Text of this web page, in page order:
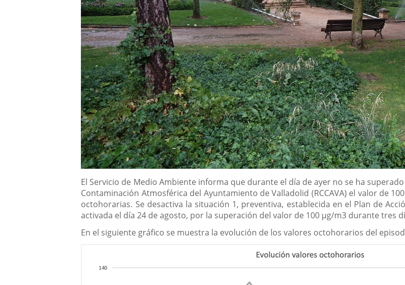
Descripción
El Servicio de Medio Ambiente informa que durante el día de ayer no se ha
Contaminación Atmosférica del Ayuntamiento de Valladolid (RCCAVA) el valor de
octohorarias. Se desactiva la situación 1, preventiva, establecida en el Plan de
activada el día 24 de agosto, por la superación del valor de 100 µg/m3 durante tres
En el siguiente gráfico se muestra la evolución de los valores octohorarios del